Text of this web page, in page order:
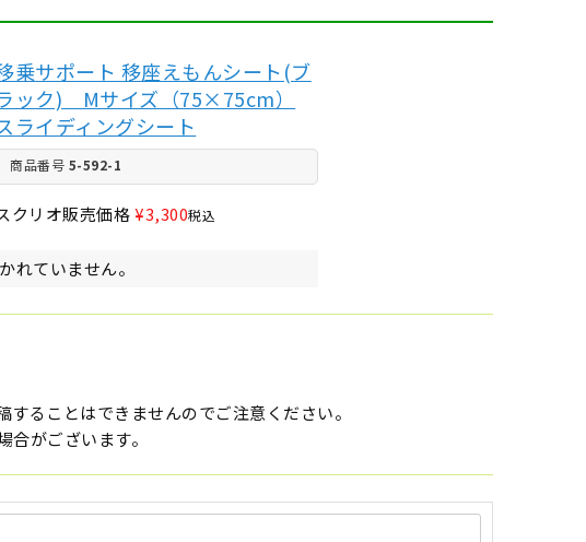
乗サポート 移座えもんシート(ブ
ック) Mサイズ（75×75cm）
ライディングシート
商品番号 5-592-1
クリオ販売価格 ¥3,300税込
れていません。
ることはできませんのでご注意ください。
がございます。